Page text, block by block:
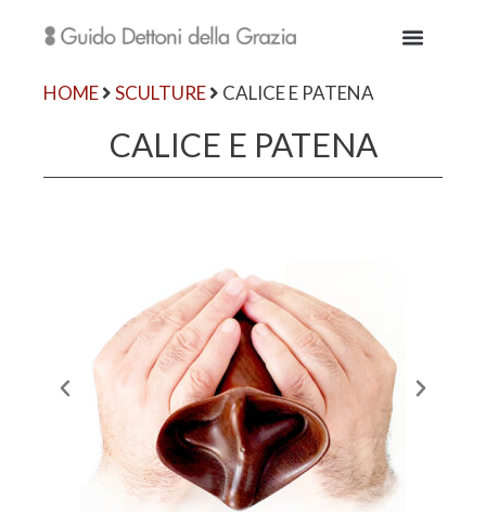
HOME SCULTURE CALICE E PATENA
CALICE E PATENA